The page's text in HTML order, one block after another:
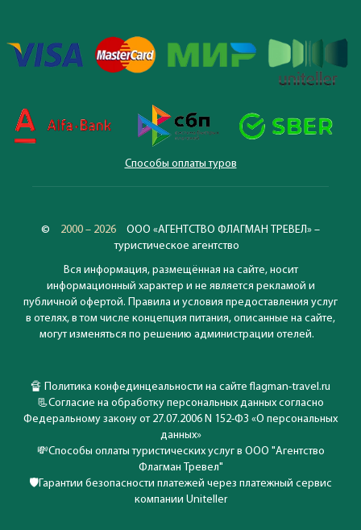
Способы оплаты туров
© 2000 – 2026
ООО «АГЕНТСТВО ФЛАГМАН ТРЕВЕЛ» –
туристическое агентство
Вся информация, размещённая на сайте, носит
информационный характер и не является рекламой и
публичной офертой. Правила и условия предоставления услуг
в отелях, в том числе концепция питания, описанные на сайте,
могут изменяться по решению администрации отелей.
🔏 Политика конфединцеальности на сайте flagman-travel.ru
📃Согласие на обработку персональных данных согласно
Федеральному закону от 27.07.2006 N 152-ФЗ «О персональных
данных»
💸Способы оплаты туристических услуг в ООО "Агентство
Флагман Тревел"
🛡️Гарантии безопасности платежей через платежный сервис
компании Uniteller